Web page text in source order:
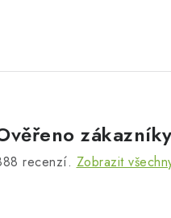
zákazníky
recenzí. Zobrazit